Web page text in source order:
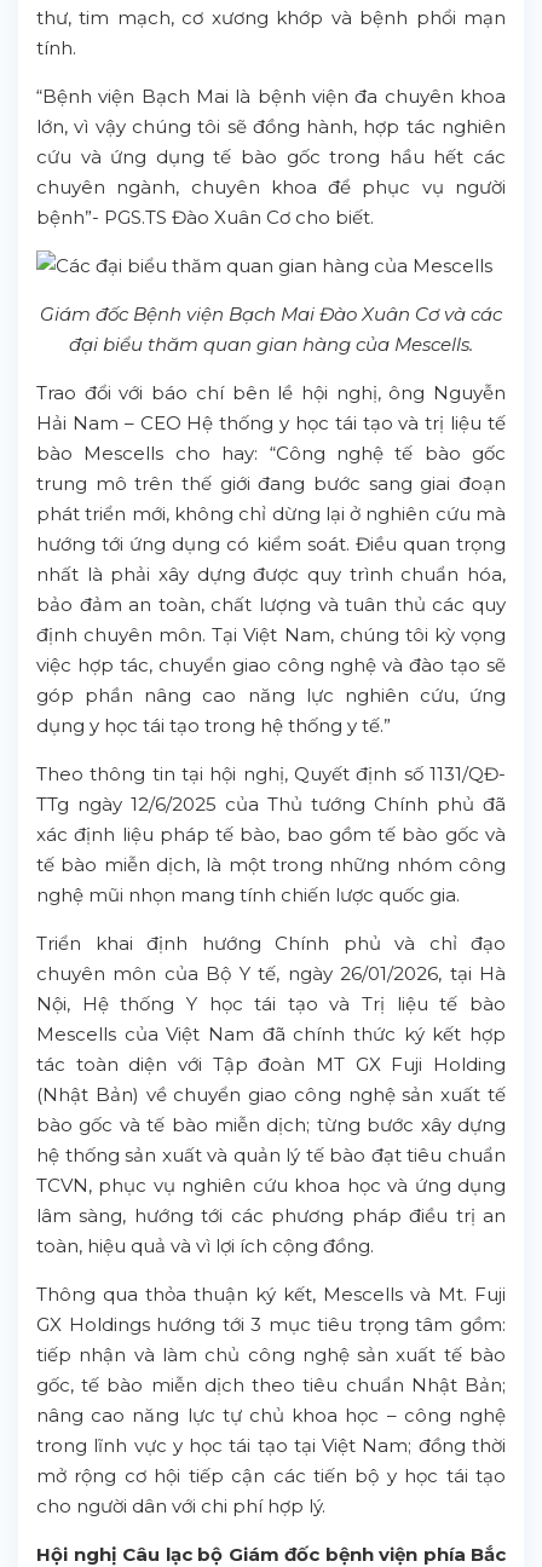
thư, tim mạch, cơ xương khớp và bệnh phổi mạn
tính.
“Bệnh viện Bạch Mai là bệnh viện đa chuyên khoa
lớn, vì vậy chúng tôi sẽ đồng hành, hợp tác nghiên
cứu và ứng dụng tế bào gốc trong hầu hết các
chuyên ngành, chuyên khoa để phục vụ người
bệnh”- PGS.TS Đào Xuân Cơ cho biết.
Giám đốc Bệnh viện Bạch Mai Đào Xuân Cơ và các
đại biểu thăm quan gian hàng của Mescells.
Trao đổi với báo chí bên lề hội nghị, ông Nguyễn
Hải Nam – CEO Hệ thống y học tái tạo và trị liệu tế
bào Mescells cho hay: “Công nghệ tế bào gốc
trung mô trên thế giới đang bước sang giai đoạn
phát triển mới, không chỉ dừng lại ở nghiên cứu mà
hướng tới ứng dụng có kiểm soát. Điều quan trọng
nhất là phải xây dựng được quy trình chuẩn hóa,
bảo đảm an toàn, chất lượng và tuân thủ các quy
định chuyên môn. Tại Việt Nam, chúng tôi kỳ vọng
việc hợp tác, chuyển giao công nghệ và đào tạo sẽ
góp phần nâng cao năng lực nghiên cứu, ứng
dụng y học tái tạo trong hệ thống y tế.”
Theo thông tin tại hội nghị, Quyết định số 1131/QĐ-
TTg ngày 12/6/2025 của Thủ tướng Chính phủ đã
xác định liệu pháp tế bào, bao gồm tế bào gốc và
tế bào miễn dịch, là một trong những nhóm công
nghệ mũi nhọn mang tính chiến lược quốc gia.
Triển khai định hướng Chính phủ và chỉ đạo
chuyên môn của Bộ Y tế, ngày 26/01/2026, tại Hà
Nội, Hệ thống Y học tái tạo và Trị liệu tế bào
Mescells của Việt Nam đã chính thức ký kết hợp
tác toàn diện với Tập đoàn MT GX Fuji Holding
(Nhật Bản) về chuyển giao công nghệ sản xuất tế
bào gốc và tế bào miễn dịch; từng bước xây dựng
hệ thống sản xuất và quản lý tế bào đạt tiêu chuẩn
TCVN, phục vụ nghiên cứu khoa học và ứng dụng
lâm sàng, hướng tới các phương pháp điều trị an
toàn, hiệu quả và vì lợi ích cộng đồng.
Thông qua thỏa thuận ký kết, Mescells và Mt. Fuji
GX Holdings hướng tới 3 mục tiêu trọng tâm gồm:
tiếp nhận và làm chủ công nghệ sản xuất tế bào
gốc, tế bào miễn dịch theo tiêu chuẩn Nhật Bản;
nâng cao năng lực tự chủ khoa học – công nghệ
trong lĩnh vực y học tái tạo tại Việt Nam; đồng thời
mở rộng cơ hội tiếp cận các tiến bộ y học tái tạo
cho người dân với chi phí hợp lý.
Hội nghị Câu lạc bộ Giám đốc bệnh viện phía Bắc